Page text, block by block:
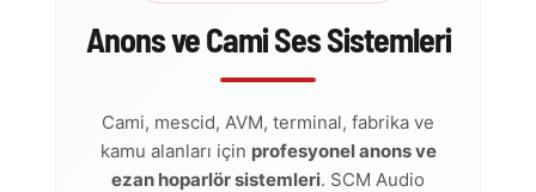
Anons ve Cami Ses Sistemleri
Cami, mescid, AVM, terminal, fabrika ve
kamu alanları için profesyonel anons ve
ezan hoparlör sistemleri. SCM Audio